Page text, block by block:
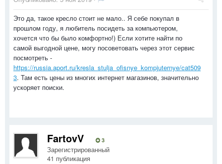
Это да, такое кресло стоит не мало.. Я себе покупал в
прошлом году, я любитель посидеть за компьютером,
хочется что бы было комфортно!) Если хотите найти по
самой выгодной цене, могу посоветовать через этот сервис
посмотреть -
https://russia.aport.ru/kresla_stulja_ofisnye_kompjuternye/cat509
3. Там есть цены из многих интернет магазинов, значительно
ускоряет поиски.
FartovV 3
Зарегистрированный
41 публикация